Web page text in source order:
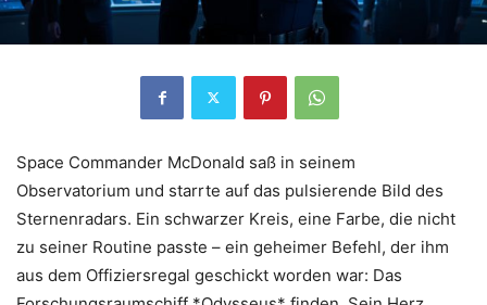
Space Commander McDonald saß in seinem
Observatorium und starrte auf das pulsierende Bild des
Sternenradars. Ein schwarzer Kreis, eine Farbe, die nicht
zu seiner Routine passte – ein geheimer Befehl, der ihm
aus dem Offiziersregal geschickt worden war: Das